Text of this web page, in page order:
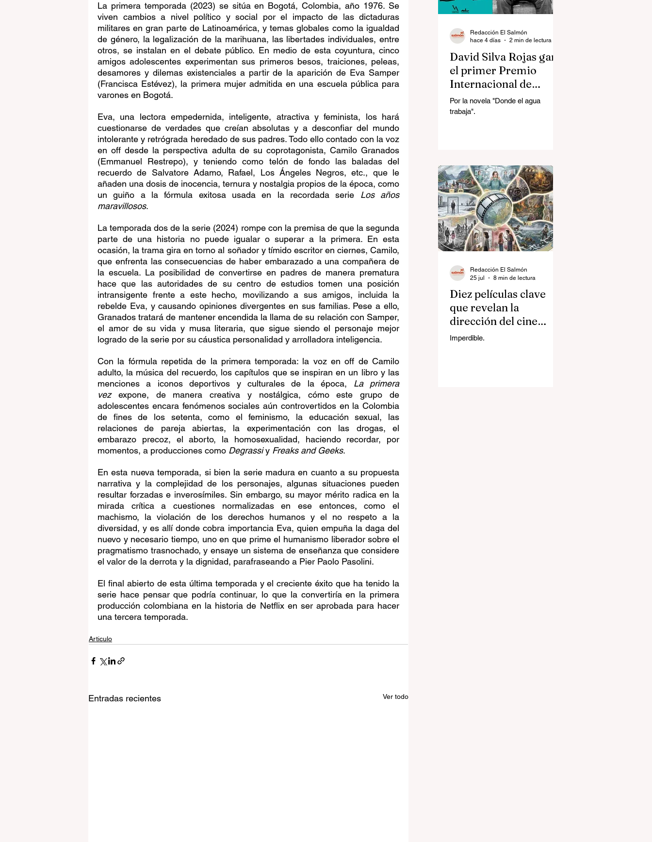
La primera temporada (2023) se sitúa en Bogotá, Colombia, año 1976. Se
viven cambios a nivel político y social por el impacto de las dictaduras
militares en gran parte de Latinoamérica, y temas globales como la igualdad
de género, la legalización de la marihuana, las libertades individuales, entre
otros, se instalan en el debate público. En medio de esta coyuntura, cinco
amigos adolescentes experimentan sus primeros besos, traiciones, peleas,
desamores y dilemas existenciales a partir de la aparición de Eva Samper
(Francisca Estévez), la primera mujer admitida en una escuela pública para
varones en Bogotá.
Eva, una lectora empedernida, inteligente, atractiva y feminista, los hará
cuestionarse de verdades que creían absolutas y a desconfiar del mundo
intolerante y retrógrada heredado de sus padres. Todo ello contado con la voz
en off desde la perspectiva adulta de su coprotagonista, Camilo Granados
(Emmanuel Restrepo), y teniendo como telón de fondo las baladas del
recuerdo de Salvatore Adamo, Rafael, Los Ángeles Negros, etc., que le
añaden una dosis de inocencia, ternura y nostalgia propios de la época, como
un guiño a la fórmula exitosa usada en la recordada serie Los años
maravillosos.
La temporada dos de la serie (2024) rompe con la premisa de que la segunda
parte de una historia no puede igualar o superar a la primera. En esta
ocasión, la trama gira en torno al soñador y tímido escritor en ciernes, Camilo,
que enfrenta las consecuencias de haber embarazado a una compañera de
la escuela. La posibilidad de convertirse en padres de manera prematura
hace que las autoridades de su centro de estudios tomen una posición
intransigente frente a este hecho, movilizando a sus amigos, incluida la
rebelde Eva, y causando opiniones divergentes en sus familias. Pese a ello,
Granados tratará de mantener encendida la llama de su relación con Samper,
el amor de su vida y musa literaria, que sigue siendo el personaje mejor
logrado de la serie por su cáustica personalidad y arrolladora inteligencia.
Con la fórmula repetida de la primera temporada: la voz en off de Camilo
adulto, la música del recuerdo, los capítulos que se inspiran en un libro y las
menciones a iconos deportivos y culturales de la época, La primera
vez expone, de manera creativa y nostálgica, cómo este grupo de
adolescentes encara fenómenos sociales aún controvertidos en la Colombia
de fines de los setenta, como el feminismo, la educación sexual, las
relaciones de pareja abiertas, la experimentación con las drogas, el
embarazo precoz, el aborto, la homosexualidad, haciendo recordar, por
momentos, a producciones como Degrassi y Freaks and Geeks.
En esta nueva temporada, si bien la serie madura en cuanto a su propuesta
narrativa y la complejidad de los personajes, algunas situaciones pueden
resultar forzadas e inverosímiles. Sin embargo, su mayor mérito radica en la
mirada crítica a cuestiones normalizadas en ese entonces, como el
machismo, la violación de los derechos humanos y el no respeto a la
diversidad, y es allí donde cobra importancia Eva, quien empuña la daga del
nuevo y necesario tiempo, uno en que prime el humanismo liberador sobre el
pragmatismo trasnochado, y ensaye un sistema de enseñanza que considere
el valor de la derrota y la dignidad, parafraseando a Pier Paolo Pasolini.
El final abierto de esta última temporada y el creciente éxito que ha tenido la
serie hace pensar que podría continuar, lo que la convertiría en la primera
producción colombiana en la historia de Netflix en ser aprobada para hacer
una tercera temporada.
Articulo
Entradas recientes Ver todo
David Silva Rojas ganó
el primer Premio
Internacional de
Novela Breve Almadía
Ventosa-Arrufat
Por la novela "Donde el agua
trabaja".
Redacción El Salmón
hace 4 días
2 min de lectura
Diez películas clave
que revelan la
dirección del cine
contemporáneo
Imperdible.
Redacción El Salmón
25 jul
8 min de lectura